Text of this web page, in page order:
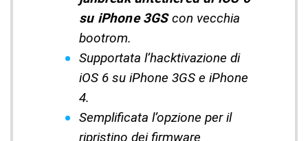
su iPhone 3GScon vecchia
bootrom.
Supportata l’hacktivazione di
iOS 6 su iPhone 3GS e iPhone
4.
Semplificata l’opzione per il
ripristino dei firmware